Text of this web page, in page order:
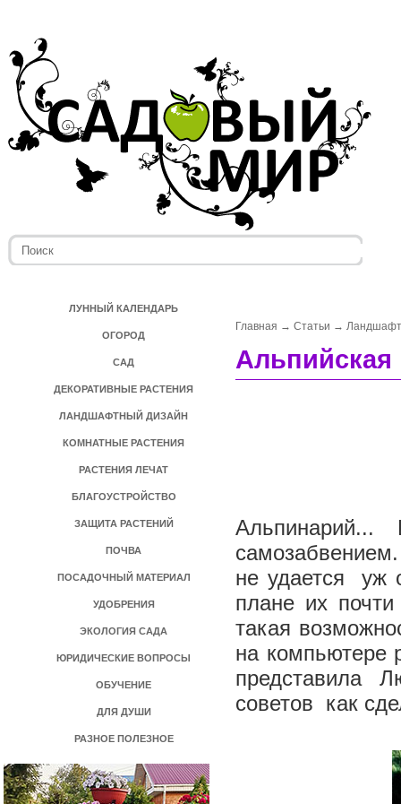
ЛУННЫЙ КАЛЕНДАРЬ
ОГОРОД
САД
ДЕКОРАТИВНЫЕ РАСТЕНИЯ
ЛАНДШАФТНЫЙ ДИЗАЙН
КОМНАТНЫЕ РАСТЕНИЯ
РАСТЕНИЯ ЛЕЧАТ
БЛАГОУСТРОЙСТВО
ЗАЩИТА РАСТЕНИЙ
ПОЧВА
ПОСАДОЧНЫЙ МАТЕРИАЛ
УДОБРЕНИЯ
ЭКОЛОГИЯ САДА
ЮРИДИЧЕСКИЕ ВОПРОСЫ
ОБУЧЕНИЕ
ДЛЯ ДУШИ
РАЗНОЕ ПОЛЕЗНОЕ
Главная → Статьи →
Альпийская
не удается ­ уж
плане их
такая
на компьютере
представила
советов ­ как